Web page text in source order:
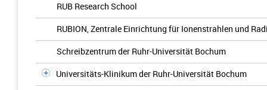
RUB Research School
RUBION, Zentrale Einrichtung für Ionenstrahlen und
Schreibzentrum der Ruhr-Universität Bochum
Universitäts-Klinikum der Ruhr-Universität Bochum